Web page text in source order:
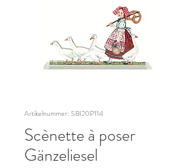
Artikelnummer: SBI20P114
Scènette à poser
Gänzeliesel